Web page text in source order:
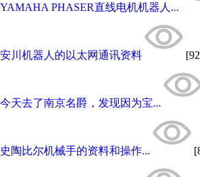
YAMAHA PHASER直线电机机器人...
安川机器人的以太网通讯资料
今天去了南京名爵，发现因为宝...
史陶比尔机械手的资料和操作...